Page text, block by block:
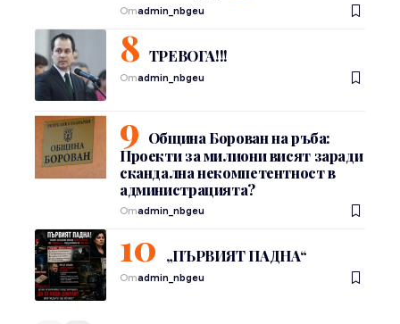
Отadmin_nbgeu
ТРЕВОГА!!!
Отadmin_nbgeu
Община Борован на ръба:
Проекти за милиони висят заради
скандална некомпетентност в
администрацията?
Отadmin_nbgeu
„ПЪРВИЯТ ПАДНА“
Отadmin_nbgeu